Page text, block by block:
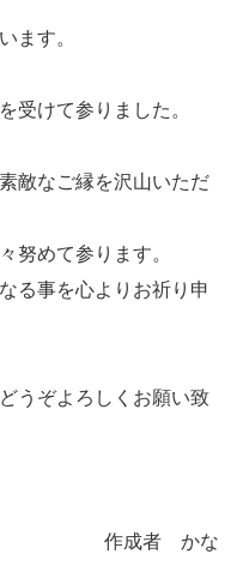
ます。
受けて参りました。
敵なご縁を沢山いただ
努めて参ります。
る事を心よりお祈り申
うぞよろしくお願い致
作成者 かな